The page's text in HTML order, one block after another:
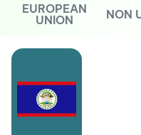
EUROPEAN
UNION
NON